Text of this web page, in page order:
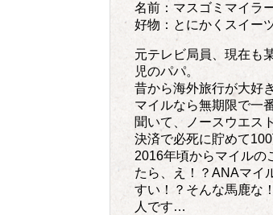
名前：マスゴミマイラ
好物：とにかくスイー
元テレビ局員、現在も
児のパパ。
昔から海外旅行が大好
マイルなら無期限で一
聞いて、ノースウエス
決済で必死に貯めて
2016年頃からマイルの
たら、え！？ANAマイ
すい！？そんな馬鹿な
人です…